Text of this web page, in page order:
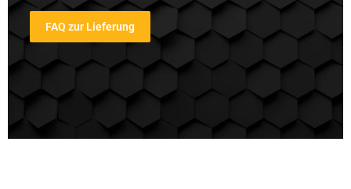
FAQ zur Lieferung